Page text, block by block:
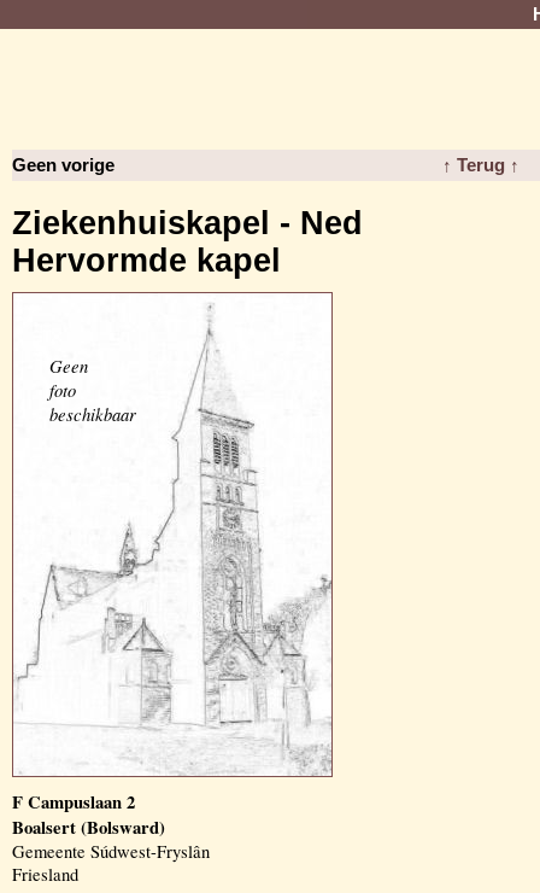
Geen vorige ↑ Terug ↑
Ziekenhuiskapel - Ned
Hervormde kapel
Geen
foto
beschikbaar
F Campuslaan 2
Boalsert (Bolsward)
Gemeente Súdwest-Fryslân
Friesland